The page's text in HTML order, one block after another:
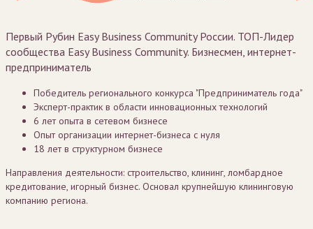
Первый Рубин Easy Business Community России. ТОП-Лидер
сообщества Easy Business Community. Бизнесмен, интернет-
предприниматель
Победитель регионального конкурса "Предприниматель года"
Эксперт-практик в области инновационных технологий
6 лет опыта в сетевом бизнесе
Опыт организации интернет-бизнеса с нуля
18 лет в структурном бизнесе
Направления деятельности: строительство, клининг, ломбардное
кредитование, игорный бизнес. Основал крупнейшую клининговую
компанию региона.